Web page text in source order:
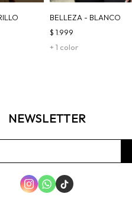
BELLEZA - BLANCO
+ 1 color
$ 1.999
NEWSLETTER
  